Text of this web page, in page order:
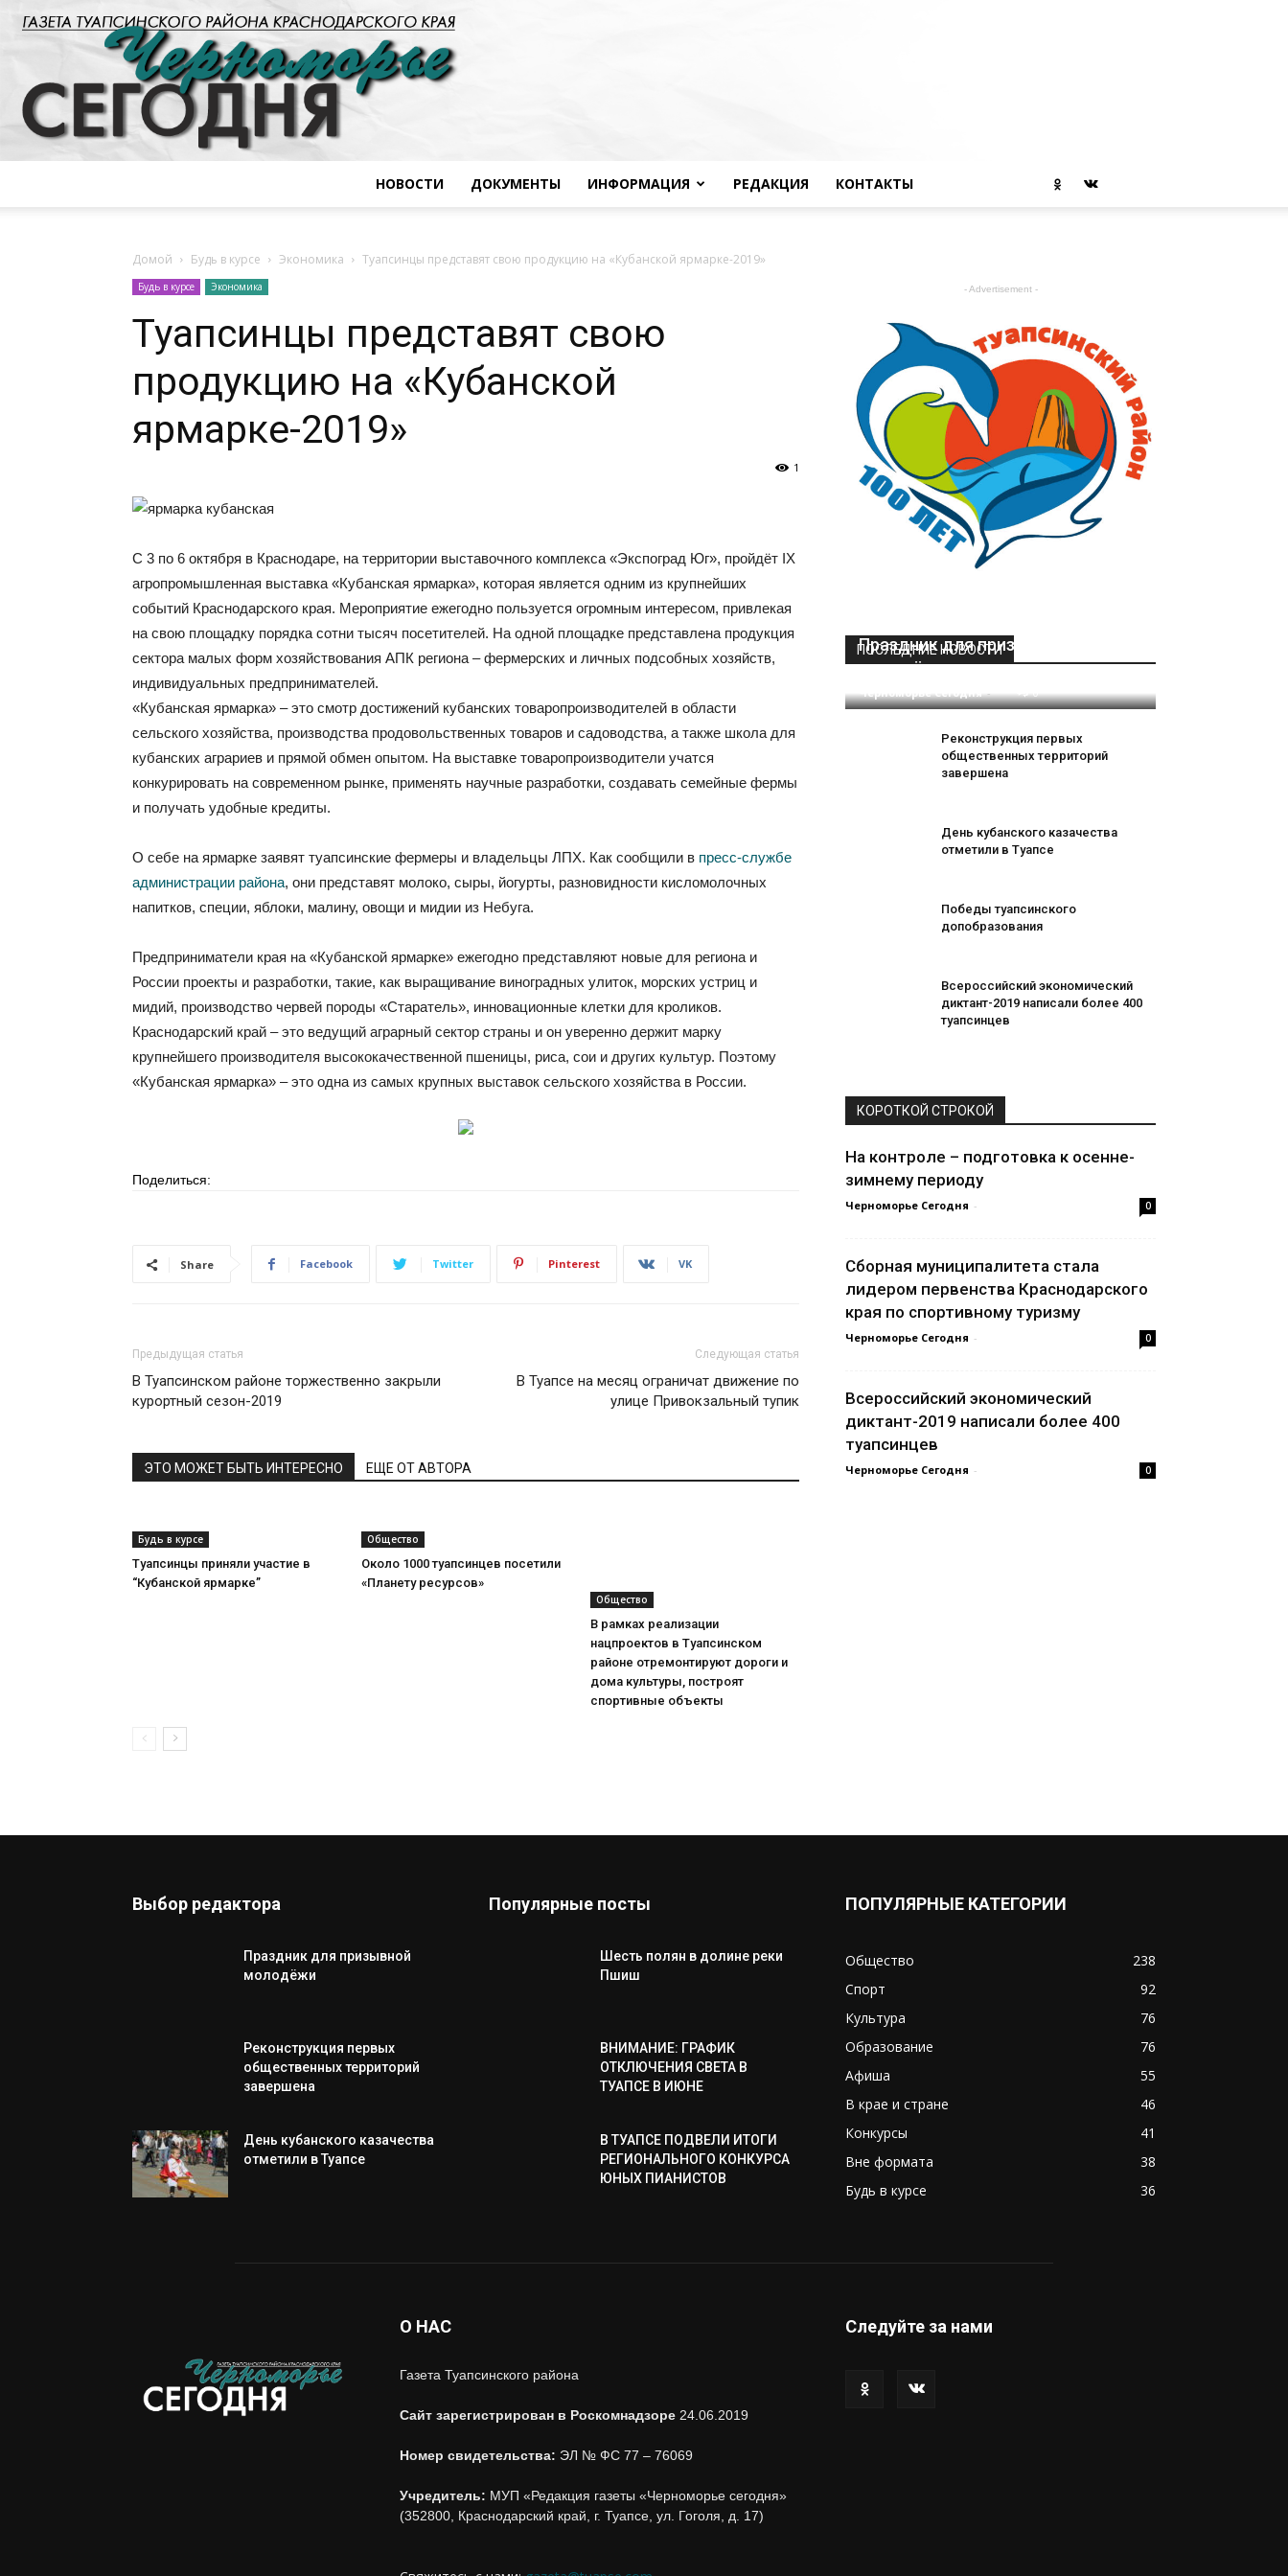
сегодня
НОВОСТИ ДОКУМЕНТЫ ИНФОРМАЦИЯ РЕДАКЦИЯ КОНТАКТЫ
Домой Будь в курсе Экономика Туапсинцы представят свою продукцию на «Кубанской ярмарке-2019»
Будь в курсе Экономика
Туапсинцы представят свою
продукцию на «Кубанской
ярмарке-2019»
1
С 3 по 6 октября в Краснодаре, на территории выставочного комплекса «Экспоград Юг», пройдёт IX
агропромышленная выставка «Кубанская ярмарка», которая является одним из крупнейших
событий Краснодарского края. Мероприятие ежегодно пользуется огромным интересом, привлекая
на свою площадку порядка сотни тысяч посетителей. На одной площадке представлена продукция
сектора малых форм хозяйствования АПК региона – фермерских и личных подсобных хозяйств,
индивидуальных предпринимателей.
«Кубанская ярмарка» – это смотр достижений кубанских товаропроизводителей в области
сельского хозяйства, производства продовольственных товаров и садоводства, а также школа для
кубанских аграриев и прямой обмен опытом. На выставке товаропроизводители учатся
конкурировать на современном рынке, применять научные разработки, создавать семейные фермы
и получать удобные кредиты.
О себе на ярмарке заявят туапсинские фермеры и владельцы ЛПХ. Как сообщили в пресс-службе
администрации района, они представят молоко, сыры, йогурты, разновидности кисломолочных
напитков, специи, яблоки, малину, овощи и мидии из Небуга.
Предприниматели края на «Кубанской ярмарке» ежегодно представляют новые для региона и
России проекты и разработки, такие, как выращивание виноградных улиток, морских устриц и
мидий, производство червей породы «Старатель», инновационные клетки для кроликов.
Краснодарский край – это ведущий аграрный сектор страны и он уверенно держит марку
крупнейшего производителя высококачественной пшеницы, риса, сои и других культур. Поэтому
«Кубанская ярмарка» – это одна из самых крупных выставок сельского хозяйства в России.
Поделиться:
Share Facebook Twitter Pinterest VK
Предыдущая статья
В Туапсинском районе торжественно закрыли
курортный сезон-2019
Следующая статья
В Туапсе на месяц ограничат движение по
улице Привокзальный тупик
ЭТО МОЖЕТ БЫТЬ ИНТЕРЕСНО ЕЩЕ ОТ АВТОРА
Будь в курсе
Туапсинцы приняли участие в
“Кубанской ярмарке”
Общество
Около 1000 туапсинцев посетили
«Планету ресурсов»
Общество
В рамках реализации
нацпроектов в Туапсинском
районе отремонтируют дороги и
дома культуры, построят
спортивные объекты
- Advertisement -
ПОСЛЕДНИЕ НОВОСТИ
Праздник для призывной
молодёжи
Черноморье Сегодня - 0
Реконструкция первых
общественных территорий
завершена
День кубанского казачества
отметили в Туапсе
Победы туапсинского
допобразования
Всероссийский экономический
диктант-2019 написали более 400
туапсинцев
КОРОТКОЙ СТРОКОЙ
На контроле – подготовка к осенне-
зимнему периоду
Черноморье Сегодня - 0
Сборная муниципалитета стала
лидером первенства Краснодарского
края по спортивному туризму
Черноморье Сегодня - 0
Всероссийский экономический
диктант-2019 написали более 400
туапсинцев
Черноморье Сегодня - 0
Выбор редактора
Праздник для призывной
молодёжи
Реконструкция первых
общественных территорий
завершена
День кубанского казачества
отметили в Туапсе
Популярные посты
Шесть полян в долине реки
Пшиш
ВНИМАНИЕ: ГРАФИК
ОТКЛЮЧЕНИЯ СВЕТА В
ТУАПСЕ В ИЮНЕ
В ТУАПСЕ ПОДВЕЛИ ИТОГИ
РЕГИОНАЛЬНОГО КОНКУРСА
ЮНЫХ ПИАНИСТОВ
ПОПУЛЯРНЫЕ КАТЕГОРИИ
Общество
238
Спорт
92
Культура
76
Образование
76
Афиша
55
В крае и стране
46
Конкурсы
41
Вне формата
38
Будь в курсе
36
О НАС
Газета Туапсинского района
Сайт зарегистрирован в Роскомнадзоре 24.06.2019
Номер свидетельства: ЭЛ № ФС 77 – 76069
Учредитель: МУП «Редакция газеты «Черноморье сегодня»
(352800, Краснодарский край, г. Туапсе, ул. Гоголя, д. 17)
Следуйте за нами